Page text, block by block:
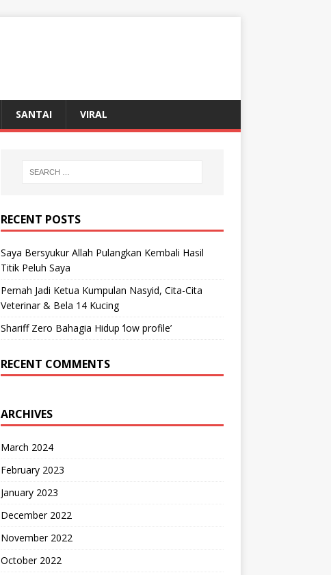
SANTAI VIRAL
RECENT POSTS
Saya Bersyukur Allah Pulangkan Kembali Hasil
Titik Peluh Saya
Pernah Jadi Ketua Kumpulan Nasyid, Cita-Cita
Veterinar & Bela 14 Kucing
Shariff Zero Bahagia Hidup ‘low profile’
RECENT COMMENTS
ARCHIVES
March 2024
February 2023
January 2023
December 2022
November 2022
October 2022